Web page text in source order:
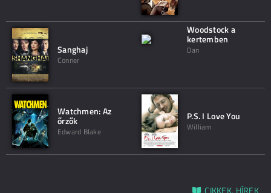
Sanghaj
Conner
Woodstock a
kertemben
Dan
Watchmen: Az
őrzők
Edward Blake
P.S. I Love You
William
CIKKEK, HÍREK